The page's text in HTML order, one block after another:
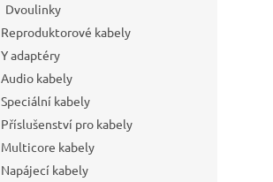
Dvoulinky
Reproduktorové kabely
Y adaptéry
Audio kabely
Speciální kabely
Příslušenství pro kabely
Multicore kabely
Napájecí kabely